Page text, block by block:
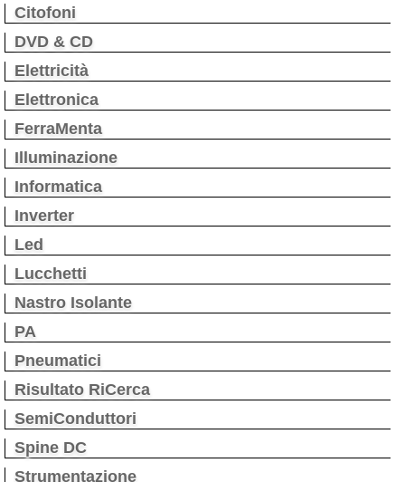
Citofoni
DVD & CD
Elettricità
Elettronica
FerraMenta
Illuminazione
Informatica
Inverter
Led
Lucchetti
Nastro Isolante
PA
Pneumatici
Risultato RiCerca
SemiConduttori
Spine DC
Strumentazione